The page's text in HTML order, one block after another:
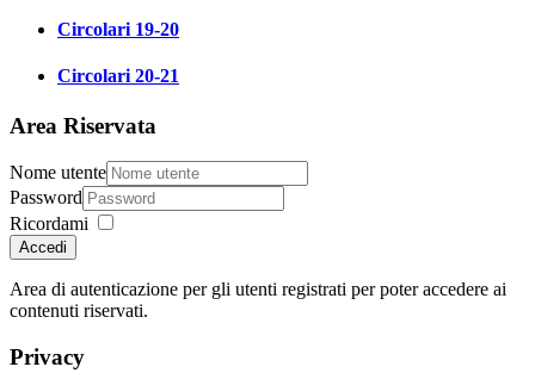
Circolari 19-20
Circolari 20-21
Area Riservata
Nome utente
Password
Ricordami
Accedi
Area di autenticazione per gli utenti registrati per poter accedere ai
contenuti riservati.
Privacy